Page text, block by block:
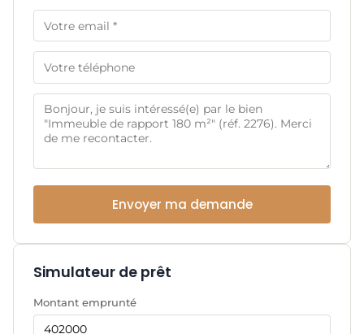
Envoyer ma demande
Simulateur de prêt
Montant emprunté